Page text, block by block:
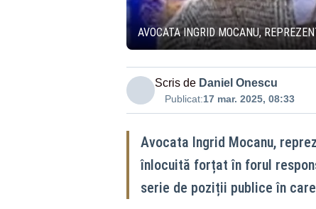
AVOCATA INGRID MOCANU,
Scris de Daniel Onescu
Publicat:17 mar. 2025, 08:33
Avocata Ingrid Mocanu,
înlocuită forțat în forul
serie de poziții publice în